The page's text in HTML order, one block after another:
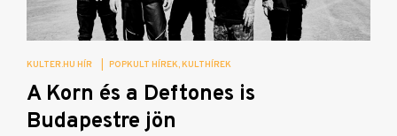
KULTER.HU HÍR POPKULT HÍREK KULTHÍREK
A Korn és a Deftones is
Budapestre jön